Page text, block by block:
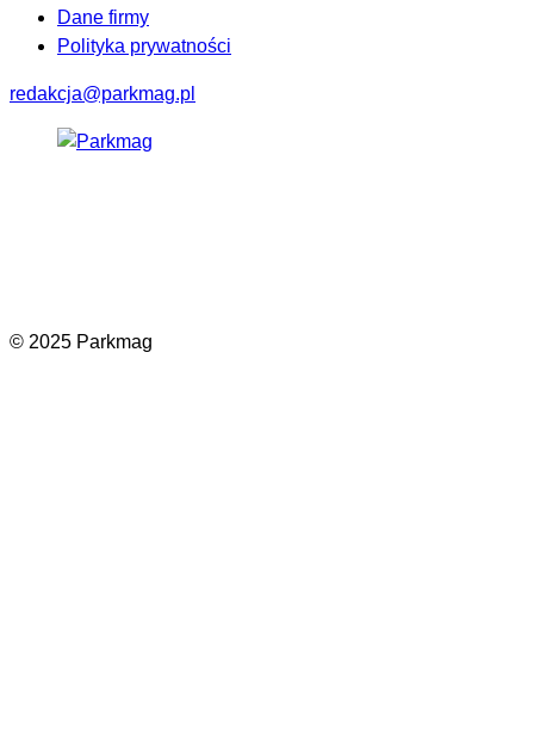
Dane firmy
Polityka prywatności
redakcja@parkmag.pl
© 2025 Parkmag